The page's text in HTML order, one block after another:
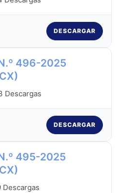
DESCARGAR
496-2025
Descargas
DESCARGAR
495-2025
Descargas